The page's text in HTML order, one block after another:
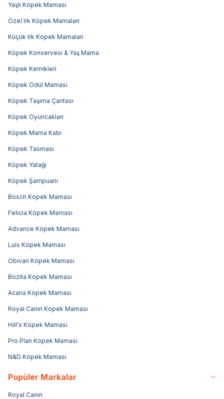
Yaşlı Köpek Maması
Özel Irk Köpek Mamaları
Küçük Irk Köpek Mamaları
Köpek Konservesi & Yaş Mama
Köpek Kemikleri
Köpek Ödül Maması
Köpek Taşıma Çantası
Köpek Oyuncakları
Köpek Mama Kabı
Köpek Tasması
Köpek Yatağı
Köpek Şampuanı
Bosch Köpek Maması
Felicia Köpek Maması
Advance Köpek Maması
Luis Köpek Maması
Obivan Köpek Maması
Bozita Köpek Maması
Acana Köpek Maması
Royal Canin Köpek Maması
Hill's Köpek Maması
Pro Plan Köpek Maması
N&D Köpek Maması
Popüler Markalar
Royal Canin